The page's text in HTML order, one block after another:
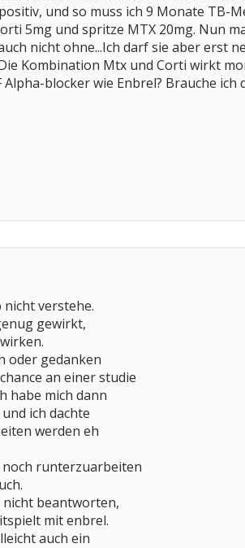
und so muss ich 9 Monate TB-
5mg und spritze MTX 20mg. Nun
nicht ohne...Ich darf sie aber erst
Kombination Mtx und Corti wirkt
blocker wie Enbrel? Brauche
verstehe.
gewirkt,
oder gedanken
an einer studie
habe mich dann
ich dachte
werden eh
noch runterzuarbeiten
nicht beantworten,
mit enbrel.
auch ein